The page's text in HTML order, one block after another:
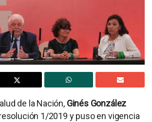
de la Nación, Ginés González
1/2019 y puso en vigencia